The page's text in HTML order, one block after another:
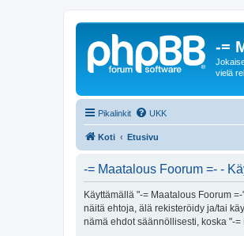
-=
vielä
Pikalinkit UKK
Koti Etusivu
-= Maatalous Foorum =- -
Käyttämällä "-= Maatalous Foorum
näitä ehtoja, älä rekisteröidy ja/tai
nämä ehdot säännöllisesti, koska "-